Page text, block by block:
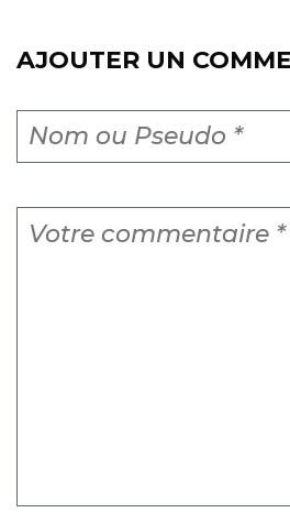
AJOUTER UN